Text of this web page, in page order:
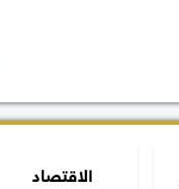
الاقتصاد